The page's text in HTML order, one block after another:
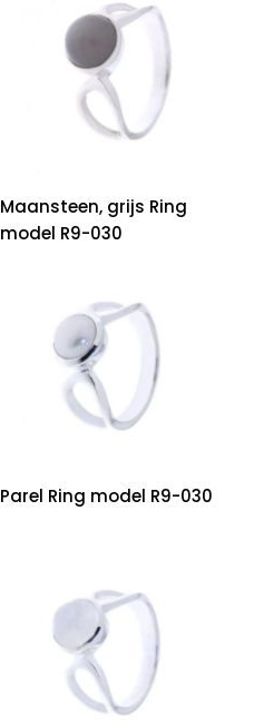
Maansteen, grijs Ring
model R9-030
Parel Ring model R9-030